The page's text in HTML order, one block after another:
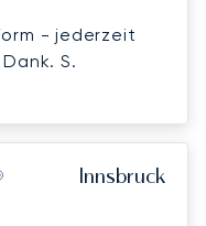
- jederzeit
S.
Innsbruck